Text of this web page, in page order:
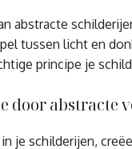
abstracte
tussen licht en
principe je
abstracte
je schilderijen,